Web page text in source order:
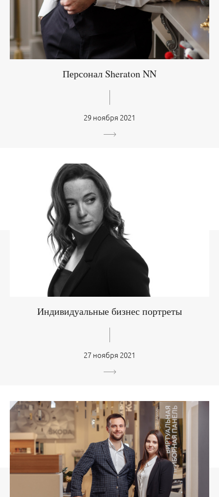
Персонал Sheraton NN
29 ноября 2021
Индивидуальные бизнес портреты
27 ноября 2021